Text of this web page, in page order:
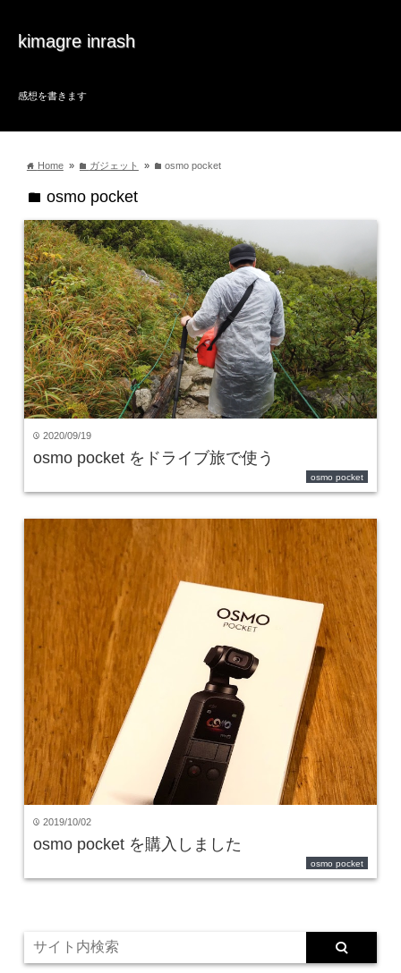
kimagre inrash
感想を書きます
home Home » folder ガジェット » folder osmo pocket
folder osmo pocket
time 2020/09/19
osmo pocket をドライブ旅で使う
osmo pocket
time 2019/10/02
osmo pocket を購入しました
osmo pocket